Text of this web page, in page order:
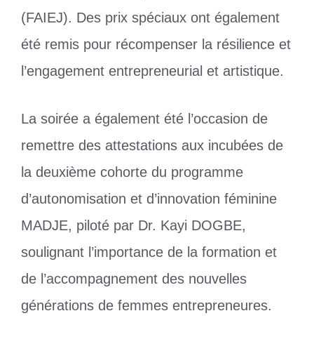
(FAIEJ). Des prix spéciaux ont également
été remis pour récompenser la résilience et
l’engagement entrepreneurial et artistique.
La soirée a également été l’occasion de
remettre des attestations aux incubées de
la deuxième cohorte du programme
d’autonomisation et d’innovation féminine
MADJE, piloté par Dr. Kayi DOGBE,
soulignant l’importance de la formation et
de l’accompagnement des nouvelles
générations de femmes entrepreneures.